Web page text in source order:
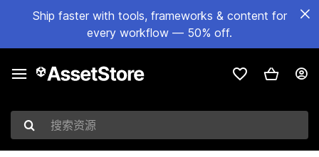
Ship faster with tools, frameworks & content for
every workflow — 50% off.
搜索资源